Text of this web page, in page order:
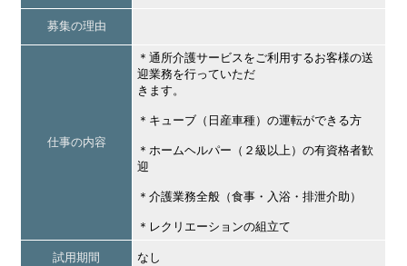
募集の理由
仕事の内容
＊通所介護サービスをご利用するお客様の送
迎業務を行っていただ
きます。
＊キューブ（日産車種）の運転ができる方
＊ホームヘルパー（２級以上）の有資格者歓
迎
＊介護業務全般（食事・入浴・排泄介助）
＊レクリエーションの組立て
試用期間 なし